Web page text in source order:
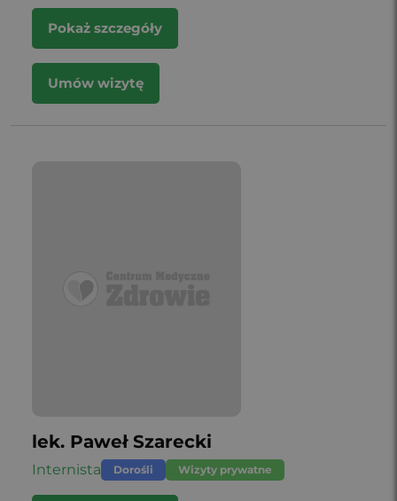
Pokaż szczegóły
Umów wizytę
lek. Paweł Szarecki
Internista Dorośli Wizyty prywatne